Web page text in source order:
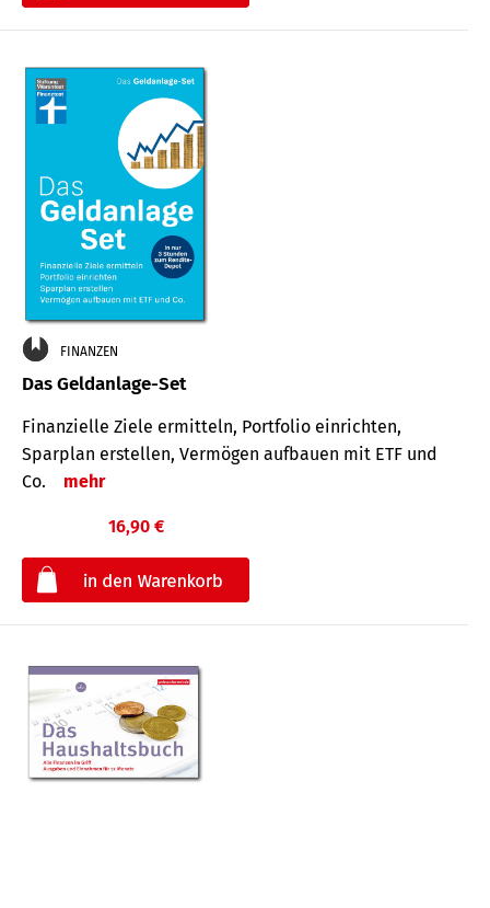
FINANZEN
Das Geldanlage-Set
Finanzielle Ziele ermitteln, Portfolio einrichten,
Sparplan erstellen, Vermögen aufbauen mit ETF und
Co.
mehr
16,90 €